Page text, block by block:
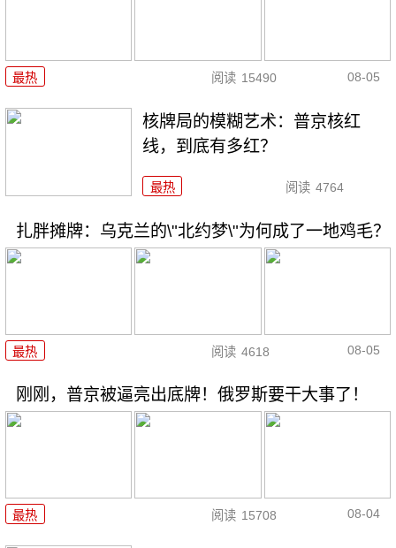
最热 阅读 15490 08-05
核牌局的模糊艺术：普京核红
线，到底有多红？
最热 阅读 4764
扎胖摊牌：乌克兰的\"北约梦\"为何成了一地鸡毛？
最热 阅读 4618 08-05
刚刚，普京被逼亮出底牌！俄罗斯要干大事了！
最热 阅读 15708 08-04